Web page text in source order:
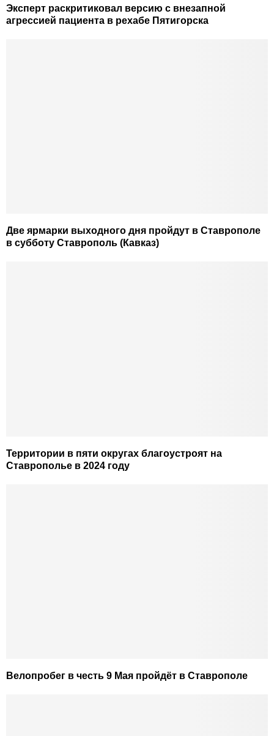
Эксперт раскритиковал версию с внезапной
агрессией пациента в рехабе Пятигорска
Две ярмарки выходного дня пройдут в Ставрополе
в субботу Ставрополь (Кавказ)
Территории в пяти округах благоустроят на
Ставрополье в 2024 году
Велопробег в честь 9 Мая пройдёт в Ставрополе